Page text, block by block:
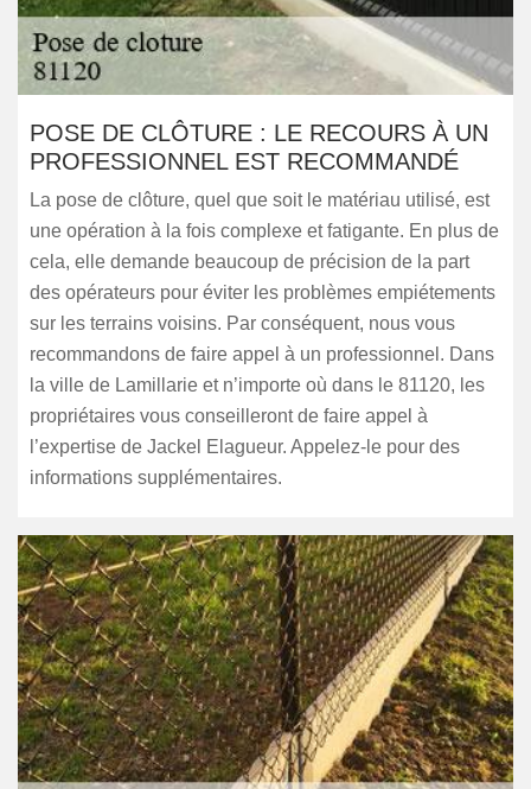
POSE DE CLÔTURE : LE RECOURS À UN
PROFESSIONNEL EST RECOMMANDÉ
La pose de clôture, quel que soit le matériau utilisé, est
une opération à la fois complexe et fatigante. En plus de
cela, elle demande beaucoup de précision de la part
des opérateurs pour éviter les problèmes empiétements
sur les terrains voisins. Par conséquent, nous vous
recommandons de faire appel à un professionnel. Dans
la ville de Lamillarie et n’importe où dans le 81120, les
propriétaires vous conseilleront de faire appel à
l’expertise de Jackel Elagueur. Appelez-le pour des
informations supplémentaires.